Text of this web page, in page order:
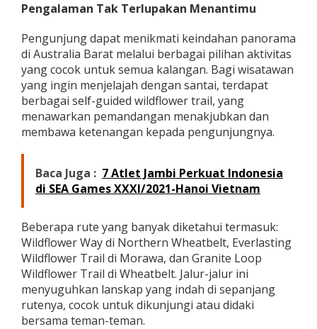
B
r
b
a
g
a
i
F
e
i
v
a
e
r
i
a
h
,
T
u
Pengalaman Tak Terlupakan Menantimu
Pengunjung dapat menikmati keindahan panorama
di Australia Barat melalui berbagai pilihan aktivitas
yang cocok untuk semua kalangan. Bagi wisatawan
yang ingin menjelajah dengan santai, terdapat
berbagai self-guided wildflower trail, yang
menawarkan pemandangan menakjubkan dan
membawa ketenangan kepada pengunjungnya.
Baca Juga : 7 Atlet Jambi Perkuat Indonesia
di SEA Games XXXI/2021-Hanoi Vietnam
Beberapa rute yang banyak diketahui termasuk:
Wildflower Way di Northern Wheatbelt, Everlasting
Wildflower Trail di Morawa, dan Granite Loop
Wildflower Trail di Wheatbelt. Jalur-jalur ini
menyuguhkan lanskap yang indah di sepanjang
rutenya, cocok untuk dikunjungi atau didaki
bersama teman-teman.